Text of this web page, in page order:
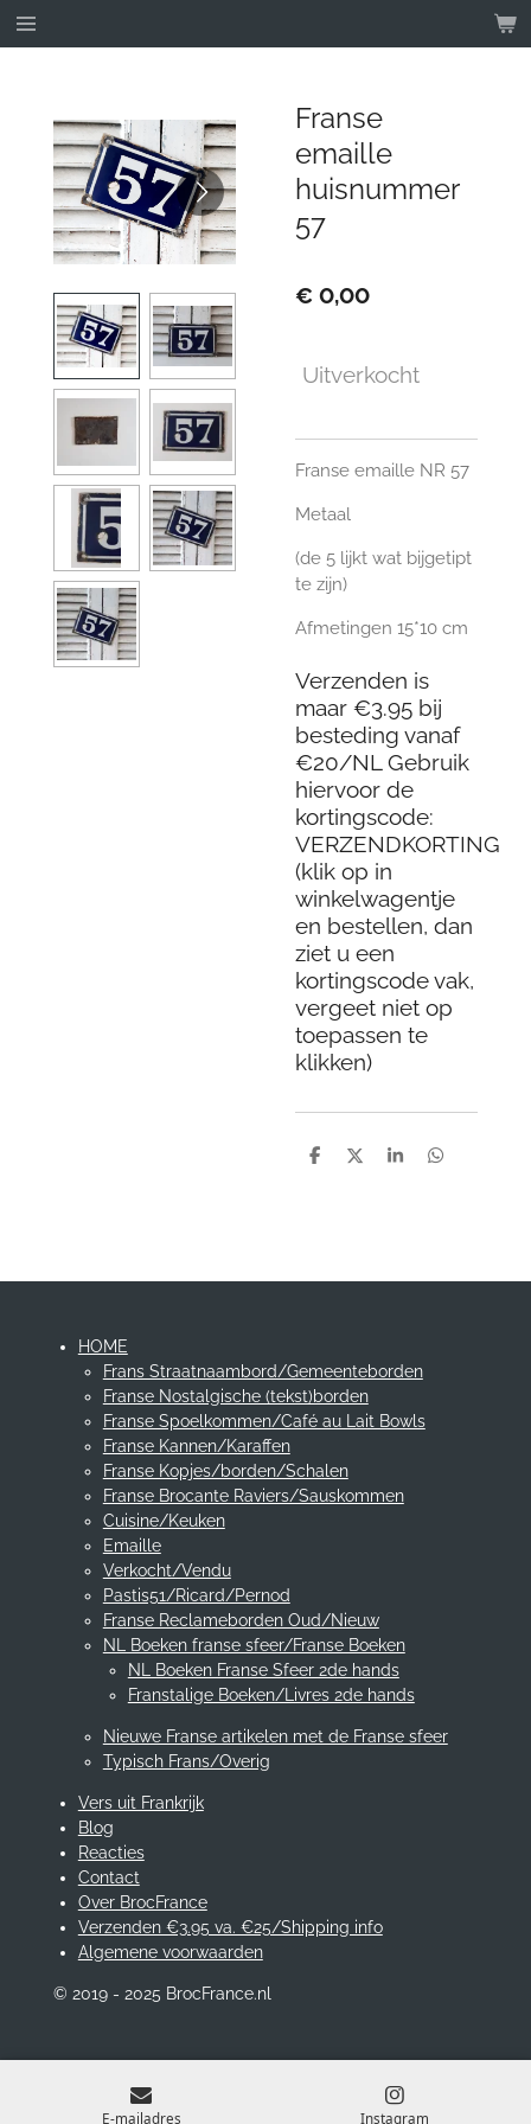
Ga
direct
hoofdinhoud
Franse
emaille
huisnummer
57
€ 0,00
Uitverkocht
Franse emaille NR 57
Metaal
(de 5 lijkt wat bijgetipt
te zijn)
Afmetingen 15*10 cm
Verzenden is
maar €3.95 bij
besteding vanaf
€20/NL Gebruik
hiervoor de
kortingscode:
VERZENDKORTING
(klik op in
winkelwagentje
en bestellen, dan
ziet u een
kortingscode vak,
vergeet niet op
toepassen te
klikken)
D
D
S
D
HOME
Frans Straatnaambord/Gemeenteborden
Franse Nostalgische (tekst)borden
Franse Spoelkommen/Café au Lait Bowls
Franse Kannen/Karaffen
Franse Kopjes/borden/Schalen
Franse Brocante Raviers/Sauskommen
Cuisine/Keuken
Emaille
Verkocht/Vendu
Pastis51/Ricard/Pernod
Franse Reclameborden Oud/Nieuw
NL Boeken franse sfeer/Franse Boeken
NL Boeken Franse Sfeer 2de hands
Franstalige Boeken/Livres 2de hands
Nieuwe Franse artikelen met de Franse sfeer
Typisch Frans/Overig
Vers uit Frankrijk
Blog
Reacties
Contact
Over BrocFrance
Verzenden €3.95 va. €25/Shipping info
Algemene voorwaarden
© 2019 - 2025 BrocFrance.nl
E-mailadres Instagram